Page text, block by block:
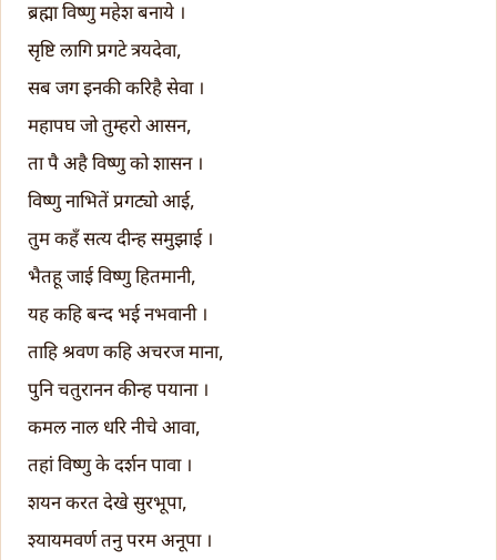
ब्रह्मा विष्णु महेश बनाये ।
सृष्टि लागि प्रगटे त्रयदेवा,
सब जग इनकी करिहै सेवा ।
महापघ जो तुम्हरो आसन,
ता पै अहै विष्णु को शासन ।
विष्णु नाभितें प्रगट्यो आई,
तुम कहँ सत्य दीन्ह समुझाई ।
भैतहू जाई विष्णु हितमानी,
यह कहि बन्द भई नभवानी ।
ताहि श्रवण कहि अचरज माना,
पुनि चतुरानन कीन्ह पयाना ।
कमल नाल धरि नीचे आवा,
तहां विष्णु के दर्शन पावा ।
शयन करत देखे सुरभूपा,
श्यायमवर्ण तनु परम अनूपा ।